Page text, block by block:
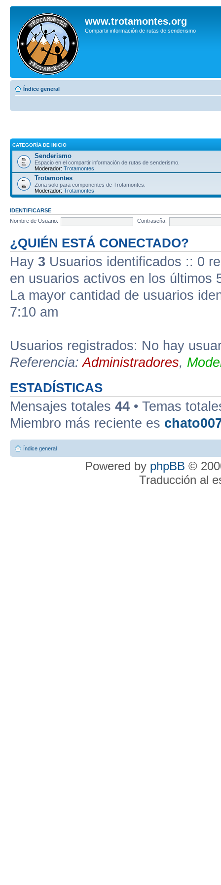
www.trotamontes.org
Compartir información de rutas de senderismo
Índice general
CATEGORÍA DE INICIO
Senderismo
Espacio en el compartir información de rutas de senderismo.
Moderador: Trotamontes
Trotamontes
Zona solo para componentes de Trotamontes.
Moderador: Trotamontes
IDENTIFICARSE
Nombre de Usuario:
Contraseña:
¿QUIÉN ESTÁ CONECTADO?
Hay 3 Usuarios identificados :: 0
en usuarios activos en los últimos
La mayor cantidad de usuarios
7:10 am
Usuarios registrados: No hay
Referencia:Administradores,
ESTADÍSTICAS
Mensajes totales 44 • Temas
Miembro más reciente es
Índice general
Powered by phpBB ©
Traducción al